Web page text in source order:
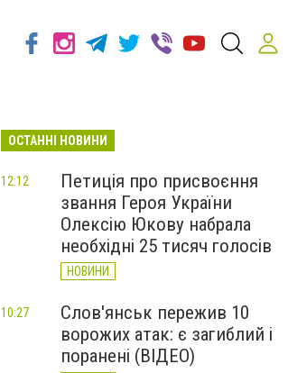
ОСТАННІ НОВИНИ
Петиція про присвоєння
звання Героя України
Олексію Юкову набрала
необхідні 25 тисяч голосів
НОВИНИ
12:12
Слов'янськ пережив 10
ворожих атак: є загиблий і
поранені (ВІДЕО)
10:27